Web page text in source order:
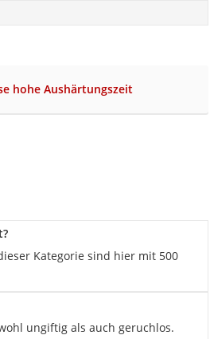
hohe Aushärtungszeit
Kategorie sind hier mit 500
ungiftig als auch geruchlos.